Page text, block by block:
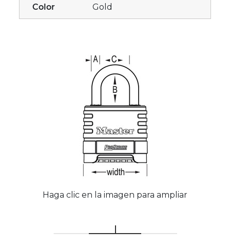
Color Gold
Haga clic en la imagen para ampliar